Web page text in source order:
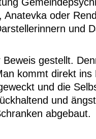
oder
und
gestellt.
kommt direkt
und die
und
abgebaut.